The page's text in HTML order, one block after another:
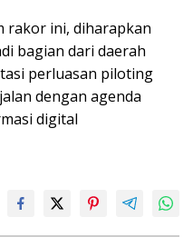
rakor ini, diharapkan
bagian dari daerah
perluasan piloting
dengan agenda
digital